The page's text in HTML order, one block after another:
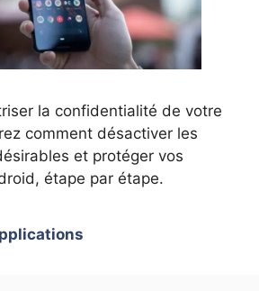
la confidentialité de votre
comment désactiver les
et protéger vos
étape par étape.